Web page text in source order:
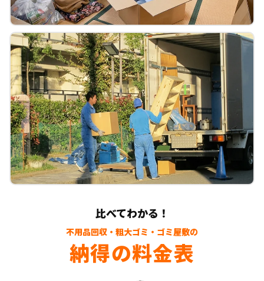
比べてわかる！
不用品回収・粗大ゴミ・ゴミ屋敷の
納得の料金表